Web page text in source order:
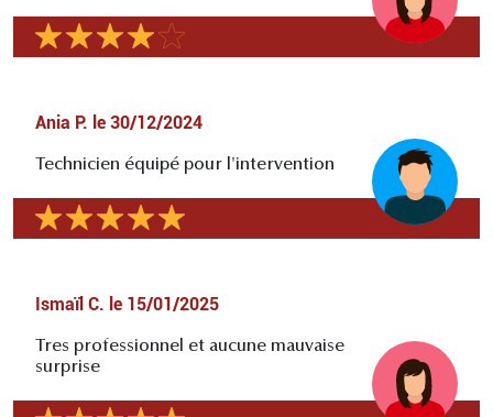
Ania P. le 30/12/2024
Technicien équipé pour l'intervention
Ismaïl C. le 15/01/2025
Tres professionnel et aucune mauvaise
surprise